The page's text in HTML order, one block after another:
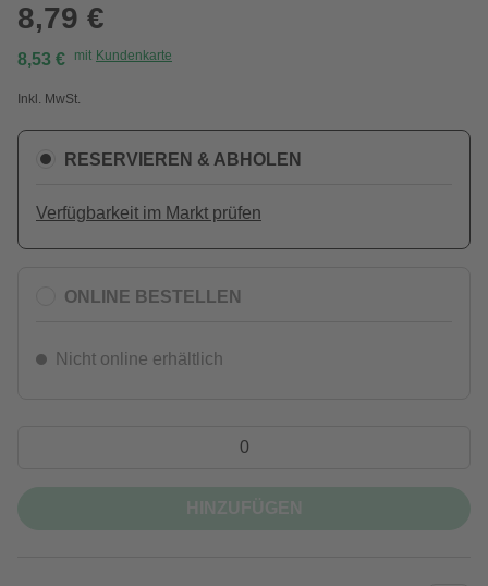
8,79 €
8,53 € mit Kundenkarte
Inkl. MwSt.
RESERVIEREN & ABHOLEN
Verfügbarkeit im Markt prüfen
ONLINE BESTELLEN
Nicht online erhältlich